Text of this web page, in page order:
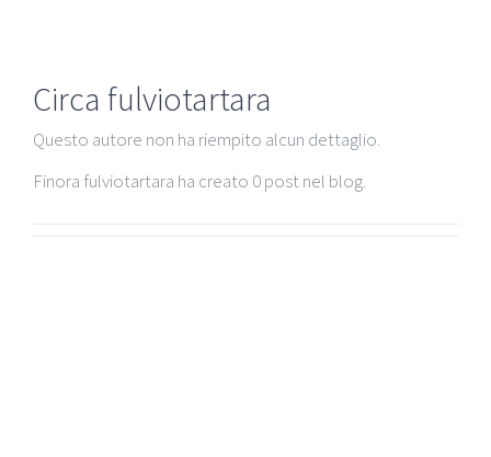
Circa fulviotartara
Questo autore non ha riempito alcun dettaglio.
Finora fulviotartara ha creato 0 post nel blog.